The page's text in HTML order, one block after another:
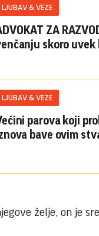
LJUBAV & VEZE
ZA
skoro uvek
LJUBAV & VEZE
parova koji
bave ovim
želje, on je